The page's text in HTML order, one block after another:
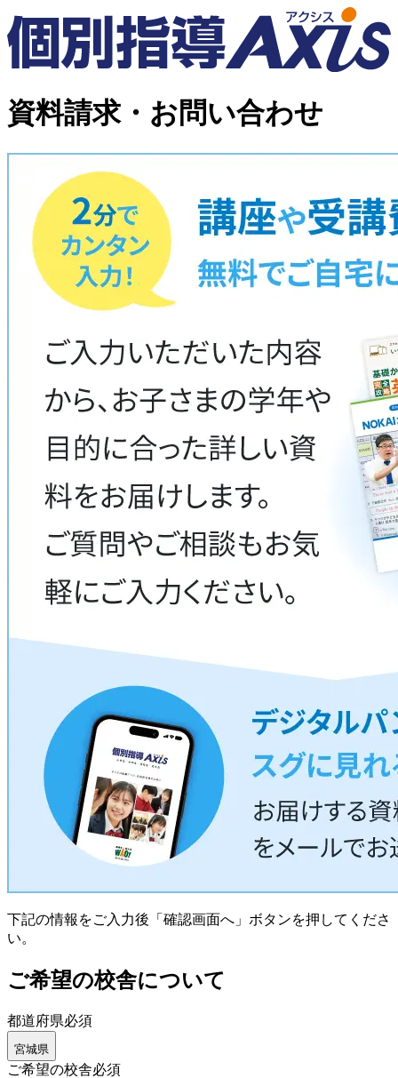
資料請求・お問い合わせ
下記の情報をご入力後「確認画面へ」ボタンを押してくださ
い。
ご希望の校舎について
都道府県必須
宮城県
ご希望の校舎必須